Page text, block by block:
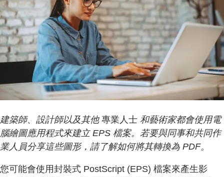
建築師、設計師以及其他專業人士 和藝術家都會使用電
腦繪圖應用程式來建立 EPS 檔案。若要與同事和共同作
業人員分享這些圖形，請了解如何將其轉換為 PDF。
您可能會使用封裝式 PostScript (EPS) 檔案來產生影